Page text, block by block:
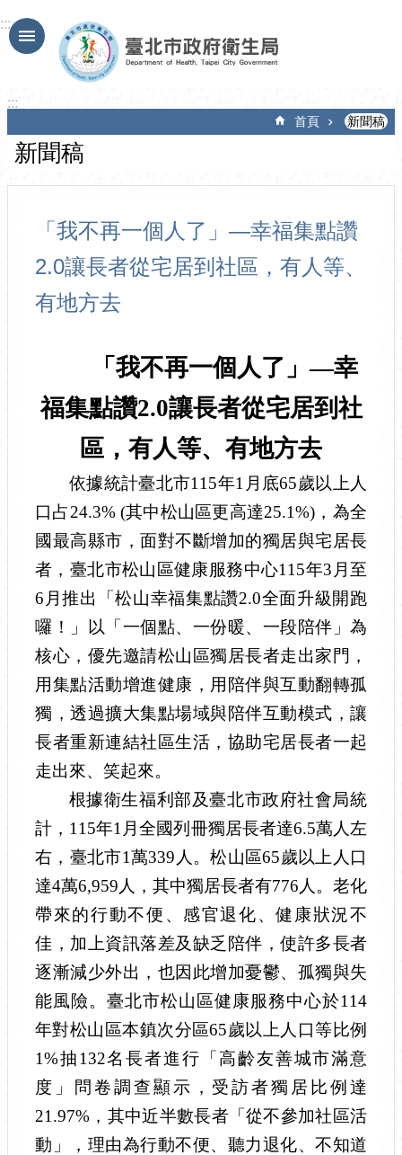
跳到主要內容區塊
:::
:::
首頁 新聞稿
新聞稿
「我不再一個人了」—幸福集點讚
2.0讓長者從宅居到社區，有人等、
有地方去
「我不再一個人了」—幸
福集點讚2.0讓長者從宅居到社
區，有人等、有地方去
依據統計臺北市115年1月底65歲以上人
口占24.3% (其中松山區更高達25.1%)，為全
國最高縣市， 面對不斷增加的獨居與宅居長
者，臺北市松山區健康服務中心115年3月至
6月推出「松山幸福集點讚2.0全面升級開跑
囉！」
以「一個點、一份暖、一段陪伴」為
核心，優先邀請松山區獨居長者走出家門，
用集點活動增進健康，用陪伴與互動翻轉孤
獨，透過擴大集點場域與陪伴互動模式，讓
長者重新連結社區生活，協助宅居長者一起
走出來、笑起來。
根據衛生福利部及臺北市政府社會局統
計，115年1月全國列冊獨居長者達6.5萬人左
右，臺北市1萬339人。松山區65歲以上人口
達4萬6,959人，其中獨居長者有776人。老化
帶來的行動不便、感官退化、健康狀況不
佳，加上資訊落差及缺乏陪伴，使許多長者
逐漸減少外出，也因此增加憂鬱、孤獨與失
能風險。臺北市松山區健康服務中心於114
年對松山區本鎮次分區65歲以上人口等比例
1%抽132名長者進行「高齡友善城市滿意
度」問卷調查顯示，受訪者獨居比例達
21.97%，其中近半數長者「從不參加社區活
動」，理由為行動不便、聽力退化、不知道